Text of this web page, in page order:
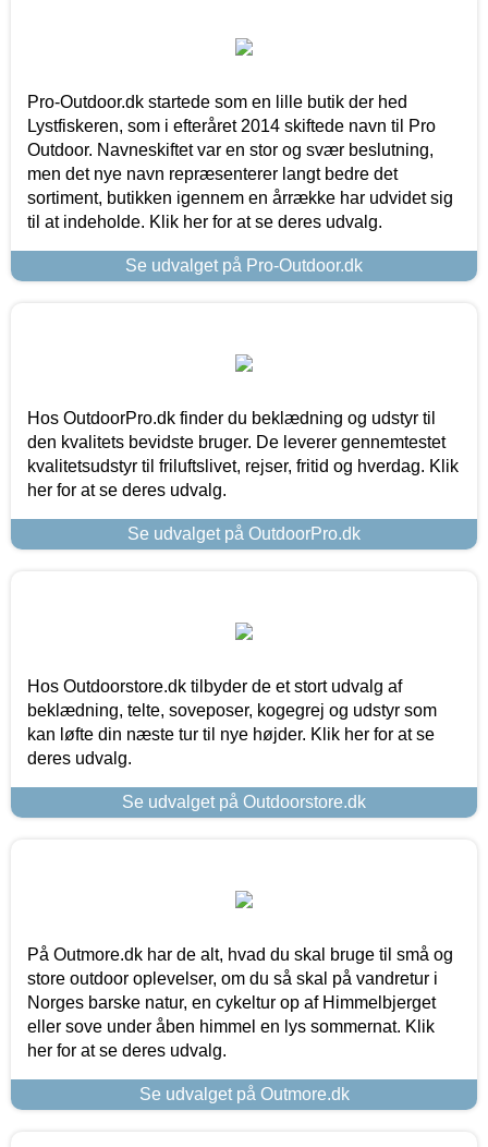
Pro-Outdoor.dk startede som en lille butik der hed
Lystfiskeren, som i efteråret 2014 skiftede navn til Pro
Outdoor. Navneskiftet var en stor og svær beslutning,
men det nye navn repræsenterer langt bedre det
sortiment, butikken igennem en årrække har udvidet sig
til at indeholde. Klik her for at se deres udvalg.
Se udvalget på Pro-Outdoor.dk
Hos OutdoorPro.dk finder du beklædning og udstyr til
den kvalitets bevidste bruger. De leverer gennemtestet
kvalitetsudstyr til friluftslivet, rejser, fritid og hverdag. Klik
her for at se deres udvalg.
Se udvalget på OutdoorPro.dk
Hos Outdoorstore.dk tilbyder de et stort udvalg af
beklædning, telte, soveposer, kogegrej og udstyr som
kan løfte din næste tur til nye højder. Klik her for at se
deres udvalg.
Se udvalget på Outdoorstore.dk
På Outmore.dk har de alt, hvad du skal bruge til små og
store outdoor oplevelser, om du så skal på vandretur i
Norges barske natur, en cykeltur op af Himmelbjerget
eller sove under åben himmel en lys sommernat. Klik
her for at se deres udvalg.
Se udvalget på Outmore.dk